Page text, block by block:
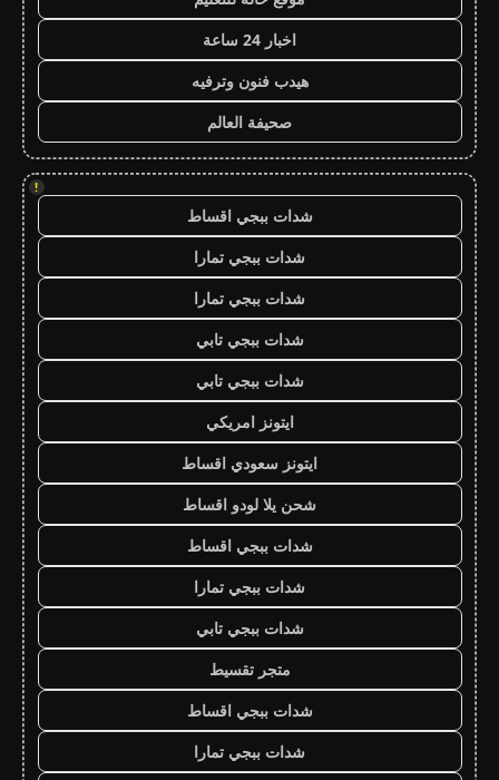
اخبار 24 ساعة
هيدب فنون وترفيه
صحيفة العالم
!
شدات ببجي اقساط
شدات ببجي تمارا
شدات ببجي تمارا
شدات ببجي تابي
شدات ببجي تابي
ايتونز امريكي
ايتونز سعودي اقساط
شحن يلا لودو اقساط
شدات ببجي اقساط
شدات ببجي تمارا
شدات ببجي تابي
متجر تقسيط
شدات ببجي اقساط
شدات ببجي تمارا